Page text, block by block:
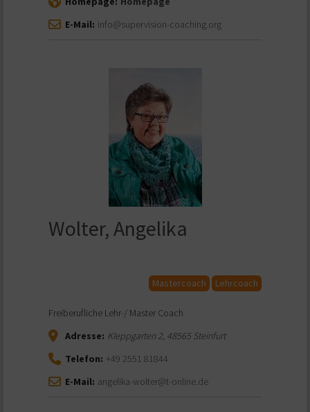
E-Mail: info@supervision-coaching.org
Wolter, Angelika
Mastercoach Lehrcoach
Freiberufliche Lehr-/ Master Coach
Adresse: Kleppgarten 2, 48565Steinfurt
Telefon: +49 2551 81844
E-Mail: angelika-wolter@t-online.de